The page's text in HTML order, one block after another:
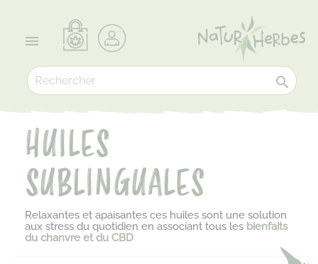


HUILES
SUBLINGUALES
Relaxantes et apaisantes ces huiles sont une solution
aux stress du quotidien en associant tous les bienfaits
du chanvre et du CBD